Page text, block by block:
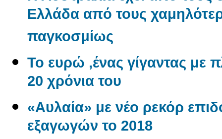
Ελλάδα από τους
παγκοσμίως
Το ευρώ ,ένας γίγαντας με
20 χρόνια του
«Αυλαία» με νέο ρεκόρ
εξαγωγών το 2018